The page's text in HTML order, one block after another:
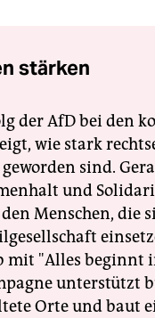
stärken
der AfD bei den
wie stark
sind.
und
Menschen, die
mit "Alles beginnt
unterstützt
Orte und baut